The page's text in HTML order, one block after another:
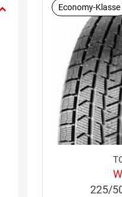
Economy-Klasse
225/